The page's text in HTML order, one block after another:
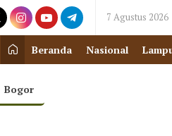
7 Agustus 2026
Beranda Nasional
Bogor